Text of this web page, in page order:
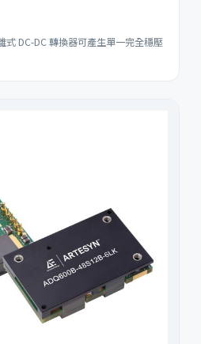
式 DC-DC 轉換器可產生單一完全穩壓